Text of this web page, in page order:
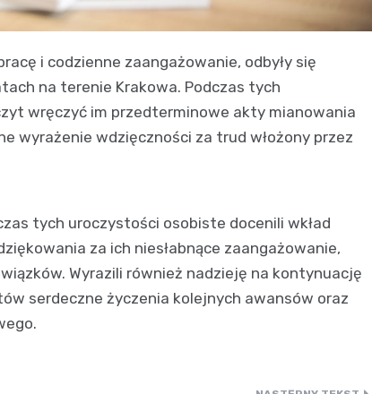
i codzienne zaangażowanie, odbyły się
na terenie Krakowa. Podczas tych
wręczyć im przedterminowe akty mianowania
wyrażenie wdzięczności za trud włożony przez
tych uroczystości osobiste docenili wkład
za ich niesłabnące zaangażowanie,
Wyrazili również nadzieję na kontynuację
serdeczne życzenia kolejnych awansów oraz